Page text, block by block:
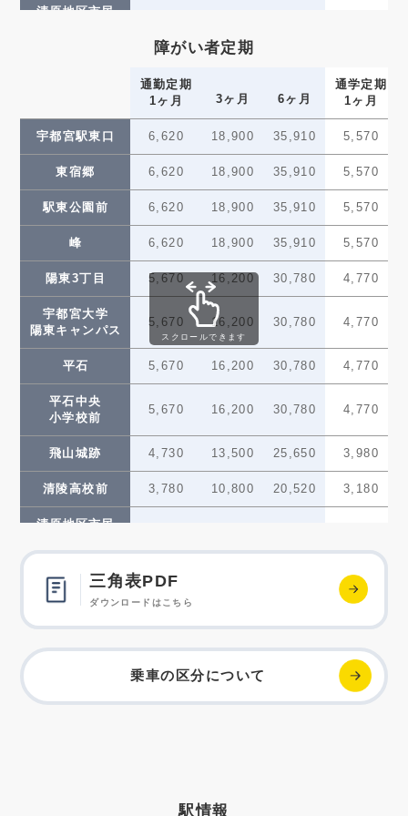
工業団地
清原地区市民
ゆいの杜西 2,840 8,100 15,390 2,390
ゆいの杜中央 2,840 8,100 15,390 2,390
ゆいの杜東 — — — —
芳賀台 2,840 8,100 15,390 2,390
芳賀町工業団地
管理センター前
2,840 8,100 15,390 2,390
かしの森
公園前
2,840 8,100 15,390 2,390
芳賀・高根沢
2,840 8,100 15,390 2,390
障がい者定期
通勤定期
1ヶ月
3ヶ月 6ヶ月
通学定期
1ヶ月
宇都宮駅東口 6,620 18,900 35,910 5,570
東宿郷 6,620 18,900 35,910 5,570
駅東公園前 6,620 18,900 35,910 5,570
峰 6,620 18,900 35,910 5,570
陽東3丁目 5,670 16,200 30,780 4,770
宇都宮大学
陽東キャンパス
5,670 16,200 30,780 4,770
平石 5,670 16,200 30,780 4,770
平石中央
小学校前
5,670 16,200 30,780 4,770
飛山城跡 4,730 13,500 25,650 3,980
清陵高校前 3,780 10,800 20,520 3,180
清原地区市民
グリーン
スタジアム前
2,840 2,390
ゆいの杜西 2,840 8,100 15,390 2,390
2,390
ゆいの杜東 — — — —
スクロールできます
三角表PDF
ダウンロードはこちら
乗車の区分について
駅情報